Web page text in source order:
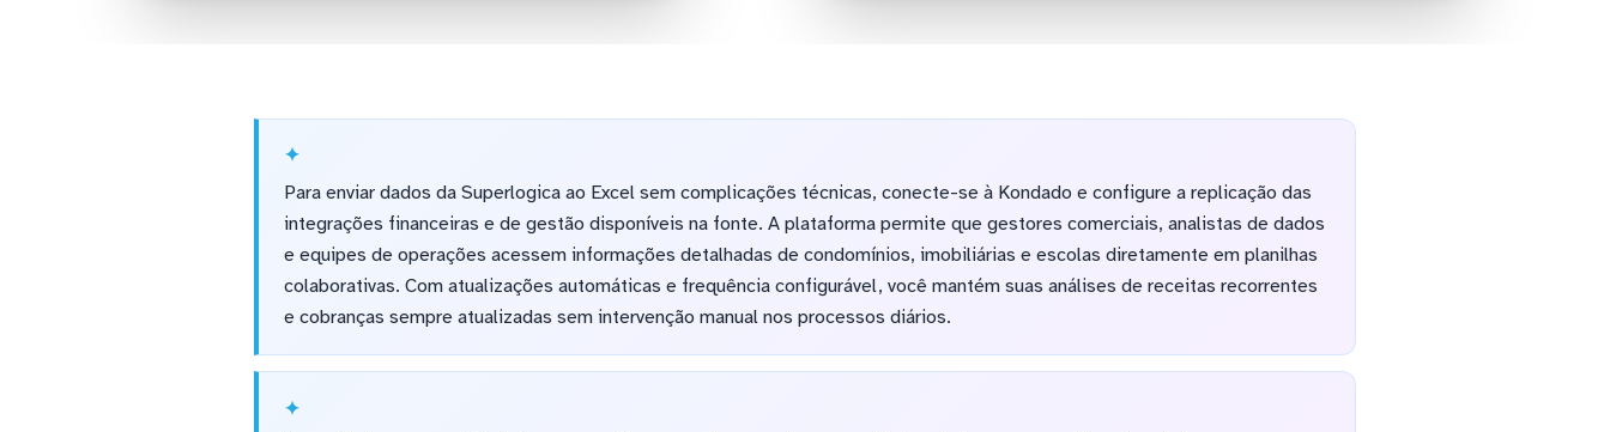
Para enviar dados da Superlogica ao Excel sem complicações técnicas, conecte-se à Kondado e configure a replicação das
integrações financeiras e de gestão disponíveis na fonte. A plataforma permite que gestores comerciais, analistas de dados
e equipes de operações acessem informações detalhadas de condomínios, imobiliárias e escolas diretamente em planilhas
colaborativas. Com atualizações automáticas e frequência configurável, você mantém suas análises de receitas recorrentes
e cobranças sempre atualizadas sem intervenção manual nos processos diários.